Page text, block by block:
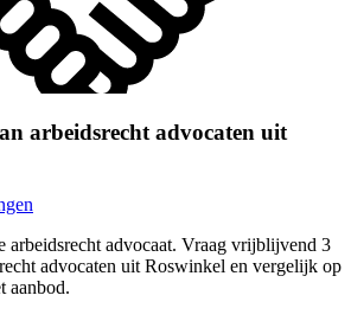
arbeidsrecht advocaten uit
arbeidsrecht advocaat. Vraag vrijblijvend 3
advocaten uit Roswinkel en vergelijk op
aanbod.